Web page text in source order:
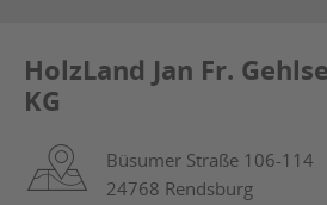
HolzLand Jan Fr.
KG
Büsumer Straße 106-114
24768 Rendsburg